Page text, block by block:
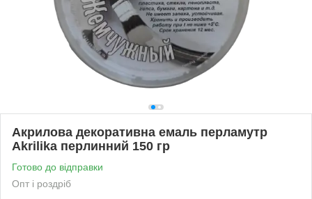
Акрилова декоративна емаль перламутр
Akrilika перлинний 150 гр
Готово до відправки
Опт і роздріб